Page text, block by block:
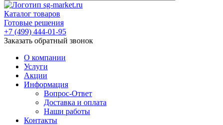
Каталог товаров
Готовые решения
+7 (499) 444-01-95
Заказать обратный звонок
О компании
Услуги
Акции
Информация
Вопрос-Ответ
Доставка и оплата
Наши работы
Контакты